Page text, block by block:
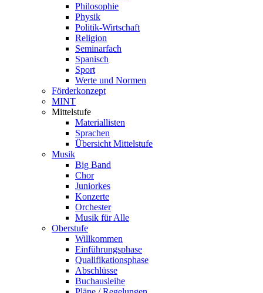
Philosophie
Physik
Politik-Wirtschaft
Religion
Seminarfach
Spanisch
Sport
Werte und Normen
Förderkonzept
MINT
Mittelstufe
Materiallisten
Sprachen
Übersicht Mittelstufe
Musik
Big Band
Chor
Juniorkes
Konzerte
Orchester
Musik für Alle
Oberstufe
Willkommen
Einführungsphase
Qualifikationsphase
Abschlüsse
Buchausleihe